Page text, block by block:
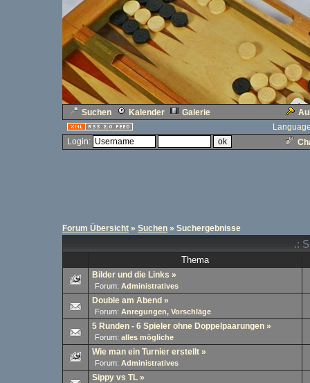
Suchen Kalender Galerie
Login:
Forum Übersicht » Suchen » Suchergebnisse
.:
Thema
Bilder und die Links »
Forum: Administratives
Double am Abend »
Forum: Anregungen, Vorschläge
5 Runden - 6 Spieler ohne Doppelpaarungen »
Forum: alles mögliche
Wie man ein Turnier erstellt »
Forum: Administratives
Sippy vs TL »